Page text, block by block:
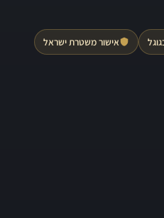
אישור משטרת ישראל